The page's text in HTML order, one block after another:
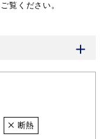
覧ください。
断熱